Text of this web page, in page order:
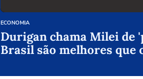
ECONOMIA
Durigan chama Milei de
Brasil são melhores que